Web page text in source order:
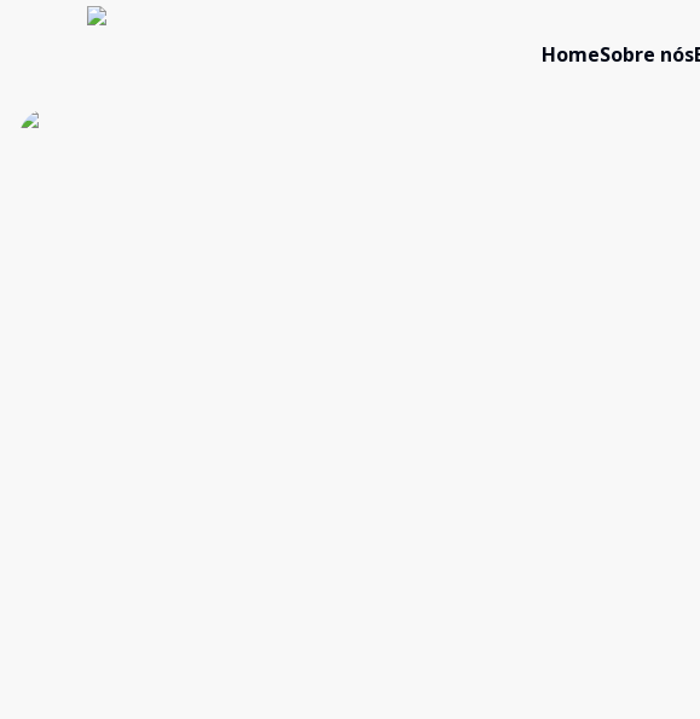
HomeSobre nós